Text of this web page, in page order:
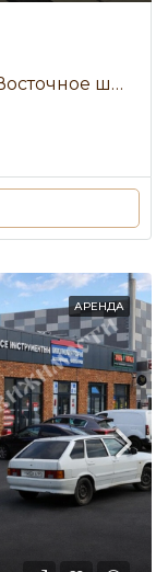
Помещение общепита 85 м² • Восточное шоссе • Аренда 90 000 ₽/мес
АРЕНДА